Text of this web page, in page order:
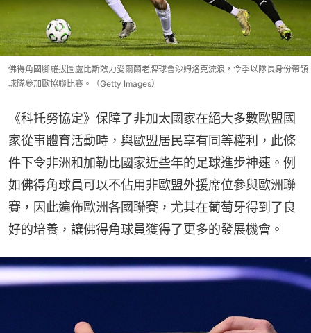
佛得角國腳羅拔圖盧比斯效力愛爾蘭老牌球會沙姆洛克流浪，今季以隊長身份帶領
球隊參加歐協聯比賽。（Getty Images）
《科托努協定》保障了非加太國家在絕大多數歐盟國
家從事體育活動時，與歐盟居民享有同等權利，此條
件下令非洲和加勒比國家近些年的足球進步神速。例
如佛得角球員可以不佔用非歐盟外援席位參與歐洲聯
賽，因此遍佈歐洲各國聯賽，尤其在葡萄牙得到了良
好的培養，讓佛得角球員獲得了更多的發展機會。